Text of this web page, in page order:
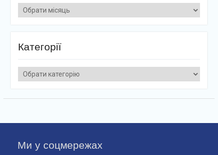
Архіви
Категорії
Категорії
Ми у соцмережах